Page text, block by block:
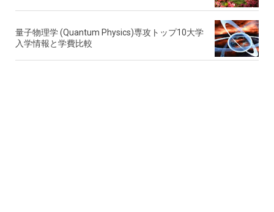
量子物理学 (Quantum Physics)専攻トップ10大学
入学情報と学費比較